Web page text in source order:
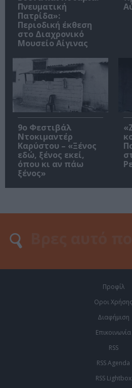
Πνευματική
Πατρίδα»:
Περιοδική έκθεση
στο Διαχρονικό
Μουσείο Αίγινας
9ο Φεστιβάλ
Ντοκιμαντέρ
Καρύστου – «Ξένος
εδώ, ξένος εκεί,
όπου κι αν πάω
ξένος»
Προφίλ
Οροι Χρήσης
Διαφήμιση
Επικοινωνία
RSS
RSS Agenda
RSS Lightbox